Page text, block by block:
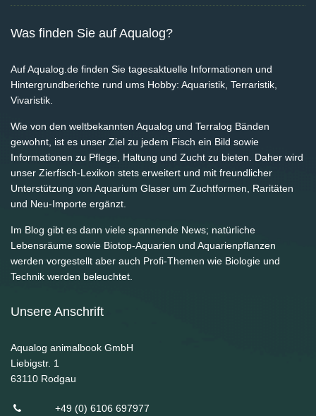
Was finden Sie auf Aqualog?
Auf Aqualog.de finden Sie tagesaktuelle Informationen und
Hintergrundberichte rund ums Hobby: Aquaristik, Terraristik,
Vivaristik.
Wie von den weltbekannten Aqualog und Terralog Bänden
gewohnt, ist es unser Ziel zu jedem Fisch ein Bild sowie
Informationen zu Pflege, Haltung und Zucht zu bieten. Daher wird
unser Zierfisch-Lexikon stets erweitert und mit freundlicher
Unterstützung von Aquarium Glaser um Zuchtformen, Raritäten
und Neu-Importe ergänzt.
Im Blog gibt es dann viele spannende News; natürliche
Lebensräume sowie Biotop-Aquarien und Aquarienpflanzen
werden vorgestellt aber auch Profi-Themen wie Biologie und
Technik werden beleuchtet.
Unsere Anschrift
Aqualog animalbook GmbH
Liebigstr. 1
63110 Rodgau
+49 (0) 6106 697977